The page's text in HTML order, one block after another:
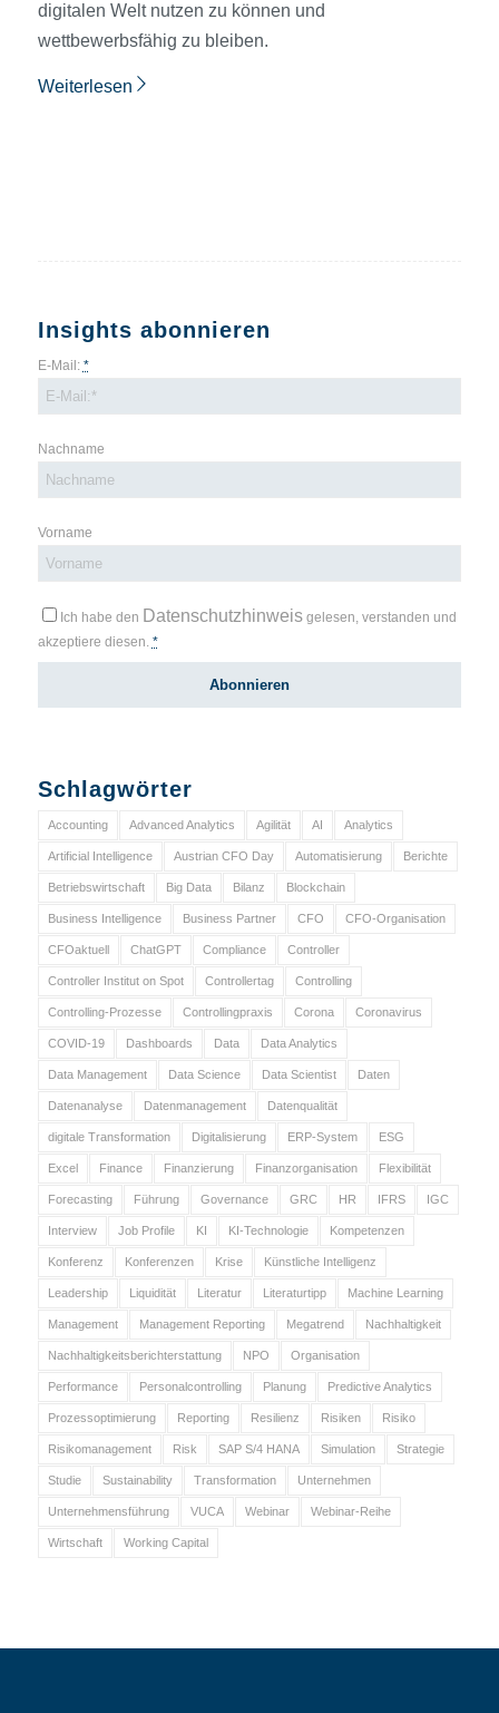
digitalen Welt nutzen zu können und
wettbewerbsfähig zu bleiben.
Weiterlesen
Insights abonnieren
E-Mail: *
Nachname
Vorname
Ich habe den Datenschutzhinweisgelesen, verstanden und
akzeptiere diesen. *
Schlagwörter
Accounting Advanced Analytics Agilität AI Analytics
Artificial Intelligence Austrian CFO Day Automatisierung Berichte
Betriebswirtschaft Big Data Bilanz Blockchain
Business Intelligence Business Partner CFO CFO-Organisation
CFOaktuell ChatGPT Compliance Controller
Controller Institut on Spot Controllertag Controlling
Controlling-Prozesse Controllingpraxis Corona Coronavirus
COVID-19 Dashboards Data Data Analytics
Data Management Data Science Data Scientist Daten
Datenanalyse Datenmanagement Datenqualität
digitale Transformation Digitalisierung ERP-System ESG
Excel Finance Finanzierung Finanzorganisation Flexibilität
Forecasting Führung Governance GRC HR IFRS IGC
Interview Job Profile KI KI-Technologie Kompetenzen
Konferenz Konferenzen Krise Künstliche Intelligenz
Leadership Liquidität Literatur Literaturtipp Machine Learning
Management Management Reporting Megatrend Nachhaltigkeit
Nachhaltigkeitsberichterstattung NPO Organisation
Performance Personalcontrolling Planung Predictive Analytics
Prozessoptimierung Reporting Resilienz Risiken Risiko
Risikomanagement Risk SAP S/4 HANA Simulation Strategie
Studie Sustainability Transformation Unternehmen
Unternehmensführung VUCA Webinar Webinar-Reihe
Wirtschaft Working Capital